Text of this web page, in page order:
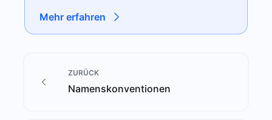
Mehr erfahren
ZURÜCK
Namenskonventionen